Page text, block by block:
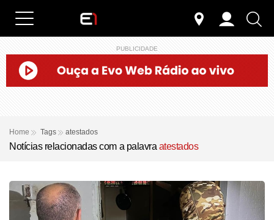
PUBLICIDADE
Home Tags atestados
Notícias relacionadas com a palavra atestados